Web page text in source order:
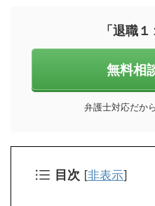
「退職
無料相
弁護士対応だか
目次 [非表示]